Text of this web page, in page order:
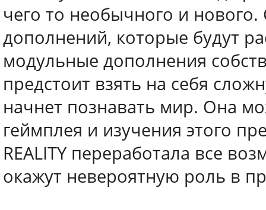
чего то необычного и
дополнений, которые будут
модульные дополнения
предстоит взять на себя
начнет познавать мир. Она
геймплея и изучения этого
REALITY переработала все
окажут невероятную роль в